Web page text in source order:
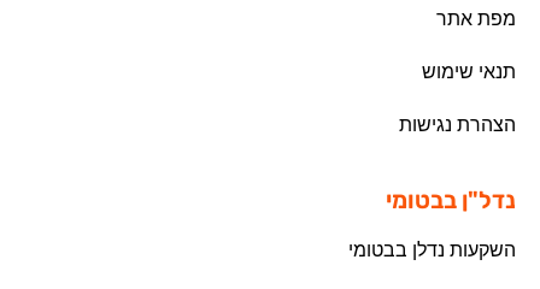
מפת אתר
תנאי שימוש
הצהרת נגישות
נדל"ן בבטומי
השקעות נדלן בבטומי